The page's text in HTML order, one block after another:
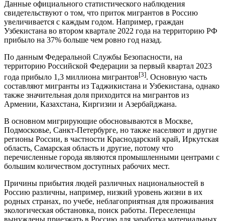
Данные официального статистического наблюдения
свидетельствуют о том, что приток мигрантов в Россию
увеличивается с каждым годом. Например, граждан
Узбекистана во втором квартале 2022 года на территорию РФ
прибыло на 37% больше чем ровно год назад.
По данным Федеральной Службы Безопасности, на
территорию Российской Федерации за первый квартал 2023
года прибыло 1,3 миллиона мигрантов[3]. Основную часть
составляют мигранты из Таджикистана и Узбекистана, однако
также значительная доля приходится на мигрантов из
Армении, Казахстана, Киргизии и Азербайджана.
В основном мигрирующие обосновываются в Москве,
Подмосковье, Санкт-Петербурге, но также населяют и другие
регионы России, в частности Краснодарский край, Иркутская
область, Самарская область и другие, потому что
перечисленные города являются промышленными центрами с
большим количеством доступных рабочих мест.
Причины прибытия людей различных национальностей в
Россию различны, например, низкий уровень жизни в их
родных странах, по учебе, неблагоприятная для проживания
экологическая обстановка, поиск работы. Переселенцы